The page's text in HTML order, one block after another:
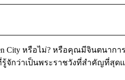
City หรือไม่? หรือคุณมีจินตน
รู้จักว่าเป็นพระราชวังที่สำคัญที่สุด